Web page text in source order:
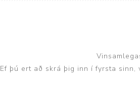
Ef þú ert að skrá þig inn í fyrsta